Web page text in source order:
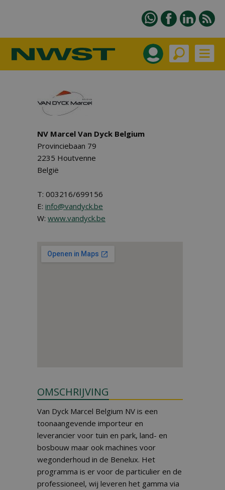
NV Marcel Van Dyck Belgium
Provinciebaan 79
2235 Houtvenne
België
T: 003216/699156
E: info@vandyck.be
W: www.vandyck.be
OMSCHRIJVING
Van Dyck Marcel Belgium NV is een
toonaangevende importeur en
leverancier voor tuin en park, land- en
bosbouw maar ook machines voor
wegonderhoud in de Benelux. Het
programma is er voor de particulier en de
professioneel, wij leveren het gamma via